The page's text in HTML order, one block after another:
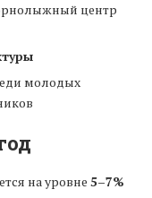
центр
молодых
на уровне 5–7%